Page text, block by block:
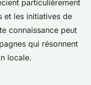
particulièrement
et les initiatives de
connaissance peut
qui résonnent
locale.